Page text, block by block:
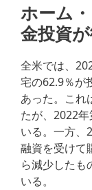
ホーム
金投資
全米では、
宅の62.9％が
あった。これ
たが、2022
いる。一方、
融資を受けて
ら減少したも
いる。